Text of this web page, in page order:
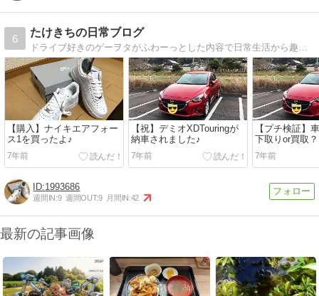
6
たけきちの日常ブログ
【購入】ナイキエアフォー
ス1を買ったよ♪
7年前
【祝】デミオXDTouringが
納車されました♪
7年前
【プチ検証】
下取りor買取？
7年前
1993686
週間IN:9 週間OUT:9 月間IN:42
最新の記事画像